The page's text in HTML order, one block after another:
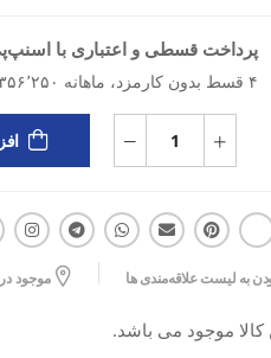
پرداخت قسطی و اعتباری با
۴ قسط بدون کارمزد، ماهانه ۳۵۶٬۲۵۰ تومان
به لیست علاقه‌مندی ها موجود
کالا موجود می باشد.